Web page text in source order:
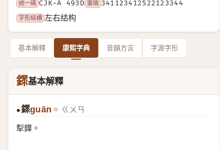
統一碼 CJK-A 493D 筆順 341123412522123344
字形結構 左右结构
基本解釋 康熙字典 音韻方言 字源字形
䤽基本解釋
●䤽guān ㄍㄨㄢ
犁鏵。